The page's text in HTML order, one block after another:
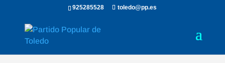
925285528 toledo@pp.es